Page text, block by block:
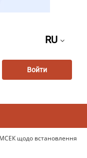
RU
Войти
щодо встановлення